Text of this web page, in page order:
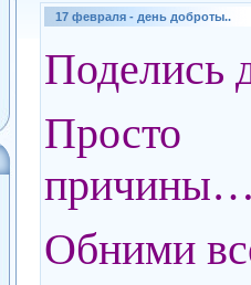
17 февраля - день доброты..
Поделись
Обними